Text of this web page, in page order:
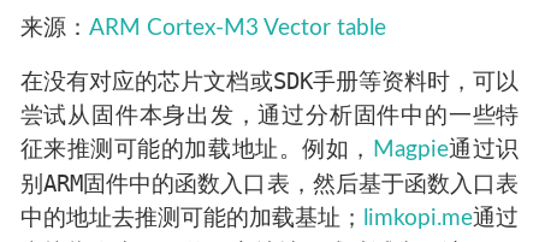
来源： ARM Cortex-M3 Vector table
在没有对应的芯片文档或SDK手册等资料时，可以
尝试从固件本身出发，通过分析固件中的一些特
征来推测可能的加载地址。例如，
Magpie通过识
别 ARM固件中的函数入口表，然后基于函数入口表
中的地址去推测可能的加载基址；
limkopi.me通过